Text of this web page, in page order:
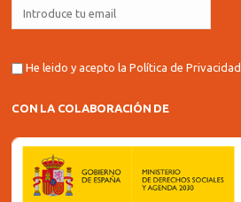
He leido y acepto laPolítica de Privacidad
CON LA COLABORACIÓN DE